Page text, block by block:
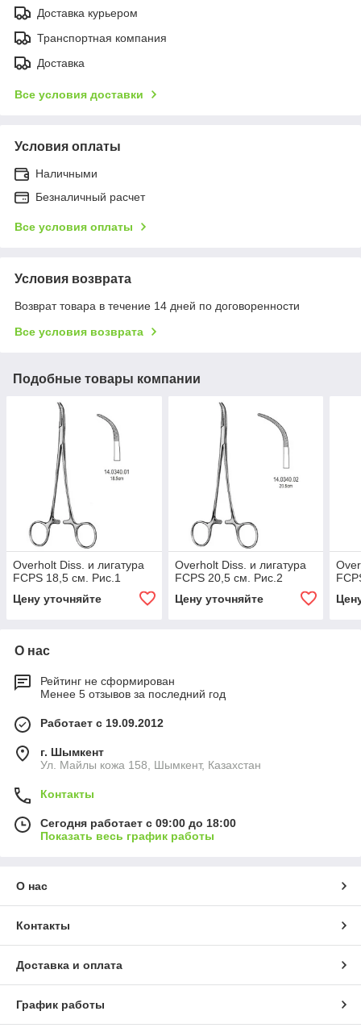
Доставка курьером
Транспортная компания
Доставка
Все условия доставки
Условия оплаты
Наличными
Безналичный расчет
Все условия оплаты
Условия возврата
Возврат товара в течение 14 дней по договоренности
Все условия возврата
Подобные товары компании
Overholt Diss. и лигатура
FCPS 18,5 см. Рис.1
Цену уточняйте
Overholt Diss. и лигатура
FCPS 20,5 см. Рис.2
Цену уточняйте
О нас
Рейтинг не сформирован
Менее 5 отзывов за последний год
Работает с 19.09.2012
г. Шымкент
Ул. Майлы кожа 158, Шымкент, Казахстан
Контакты
Сегодня работает с 09:00 до 18:00
Показать весь график работы
О нас
Контакты
Доставка и оплата
График работы